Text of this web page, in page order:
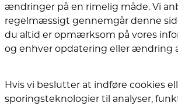
ændringer på en rimelig måde. Vi
regelmæssigt gennemgår denne
du altid er opmærksom på vores
og enhver opdatering eller ændring
Hvis vi beslutter at indføre cookies
sporingsteknologier til analyser,